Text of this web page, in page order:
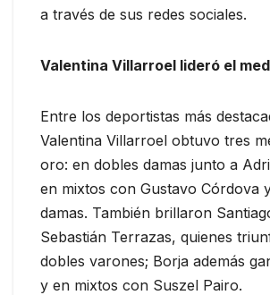
a través de sus redes sociales.
Valentina Villarroel lideró el
Entre los deportistas más
Valentina Villarroel obtuvo tres
oro: en dobles damas junto a
en mixtos con Gustavo Córdova
damas. También brillaron
Sebastián Terrazas, quienes
dobles varones; Borja además
y en mixtos con Suszel Pairo.